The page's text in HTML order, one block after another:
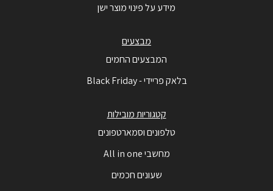
מידע על פינוי מוצר ישן
מבצעים
המבצעים החמים
בלאק פריידי - Black Friday
קטגוריות מובילות
טלפונים וסמארטפונים
מחשבי All in one
שעונים חכמים